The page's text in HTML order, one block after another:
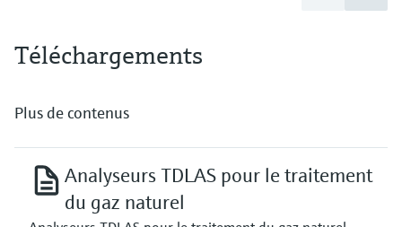
Téléchargements
Plus de contenus
Analyseurs TDLAS pour le traitement
du gaz naturel